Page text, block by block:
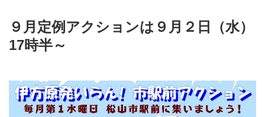
９月定例アクションは９月２日（水）
17時半～